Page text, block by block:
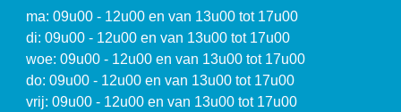
ma: 09u00 - 12u00 en van 13u00 tot 17u00
di: 09u00 - 12u00 en van 13u00 tot 17u00
woe: 09u00 - 12u00 en van 13u00 tot 17u00
do: 09u00 - 12u00 en van 13u00 tot 17u00
vrij: 09u00 - 12u00 en van 13u00 tot 17u00